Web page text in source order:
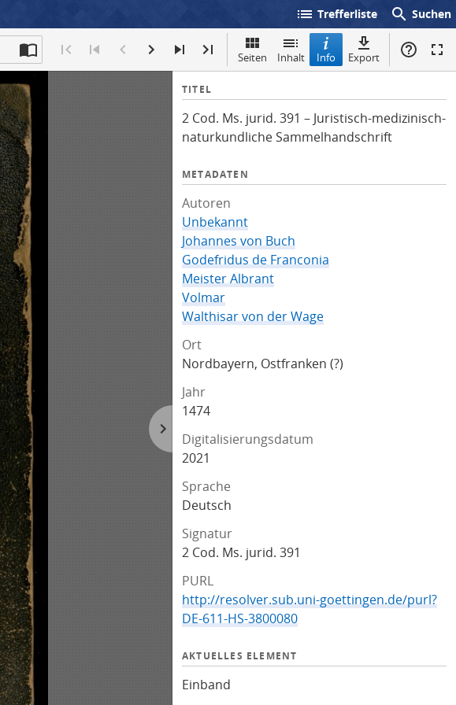
list Trefferliste search Suchen
Seiten Inhalt Info Export
I
f
o
TITEL
2 Cod. Ms. jurid. 391 – Juristisch-medizinisch-
naturkundliche Sammelhandschrift
METADATEN
Autoren
Unbekannt
Johannes von Buch
Godefridus de Franconia
Meister Albrant
Volmar
Walthisar von der Wage
Ort
Nordbayern, Ostfranken (?)
Jahr
1474
Digitalisierungsdatum
2021
Sprache
Deutsch
Signatur
2 Cod. Ms. jurid. 391
PURL
http://resolver.sub.uni-goettingen.de/purl?
DE-611-HS-3800080
AKTUELLES ELEMENT
Einband